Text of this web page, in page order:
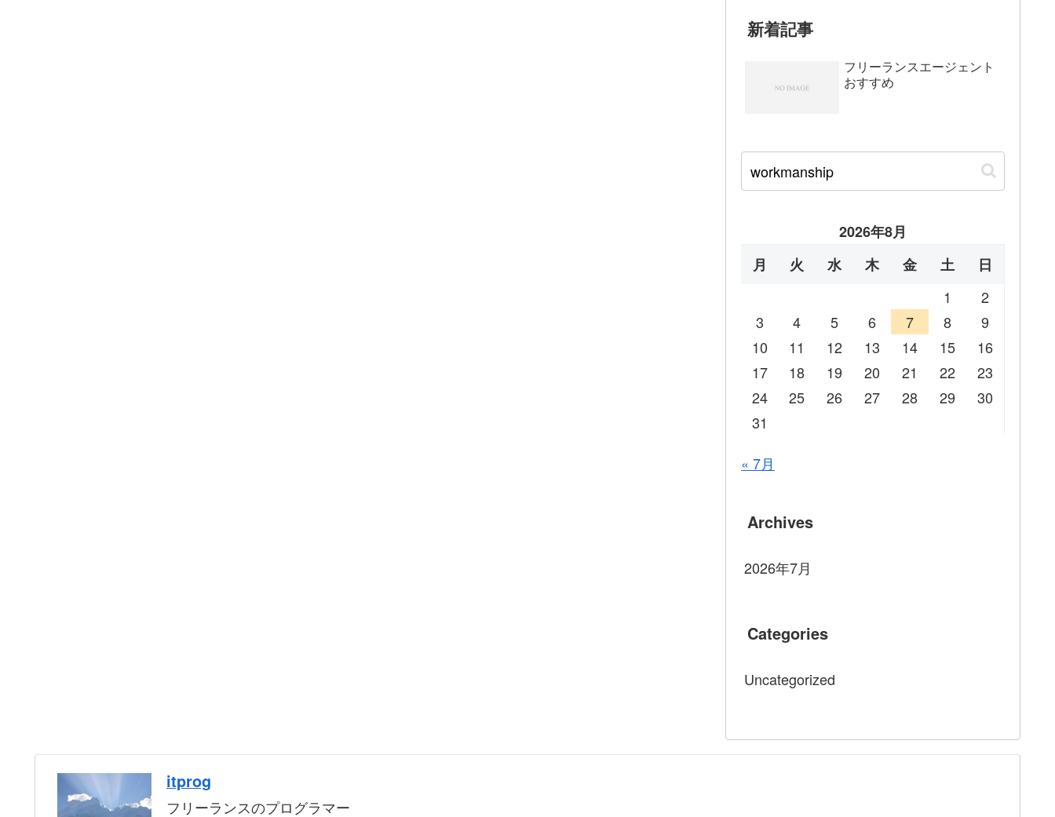
新着記事
フリーランスエージェント
おすすめ
2026年8月
月
火 水 木 金 土
日
1
2
3
4 5 6 7 8
9
10
11 12 13 14 15
16
17
18 19 20 21 22
23
24
25 26 27 28 29
30
31
« 7月
Archives
2026年7月
Categories
Uncategorized
itprog
フリーランスのプログラマー